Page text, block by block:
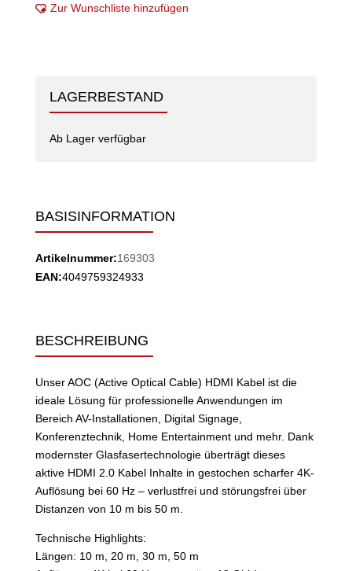
LAGERBESTAND
Ab Lager verfügbar
BASISINFORMATION
Artikelnummer:169303
EAN:4049759324933
BESCHREIBUNG
Unser AOC (Active Optical Cable) HDMI Kabel ist die
ideale Lösung für professionelle Anwendungen im
Bereich AV-Installationen, Digital Signage,
Konferenztechnik, Home Entertainment und mehr. Dank
modernster Glasfasertechnologie überträgt dieses
aktive HDMI 2.0 Kabel Inhalte in gestochen scharfer 4K-
Auflösung bei 60 Hz – verlustfrei und störungsfrei über
Distanzen von 10 m bis 50 m.
Technische Highlights:
Längen: 10 m, 20 m, 30 m, 50 m
Zur Wunschliste hinzufügen